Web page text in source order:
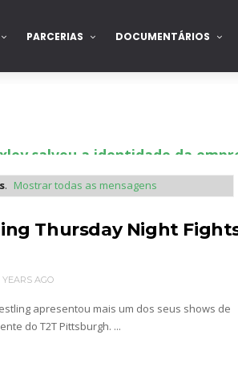
PARCERIAS DOCUMENTÁRIOS
salvou a identidade da
combate de Brie
Bella
. Mostrar todas as mensagens
Thursday Night
YEARS AGO
apresentou mais um dos seus shows de
do T2T Pittsburgh. ...